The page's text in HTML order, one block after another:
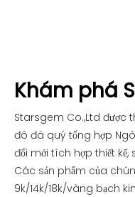
Khám phá
Starsgem Co.,Ltd được
đô đá quý tổng hợp
đổi mới tích hợp thiết
Các sản phẩm của
9k/14k/18k/vàng bạch